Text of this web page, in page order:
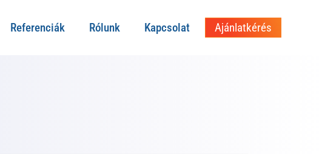
Referenciák Rólunk Kapcsolat Ajánlatkérés